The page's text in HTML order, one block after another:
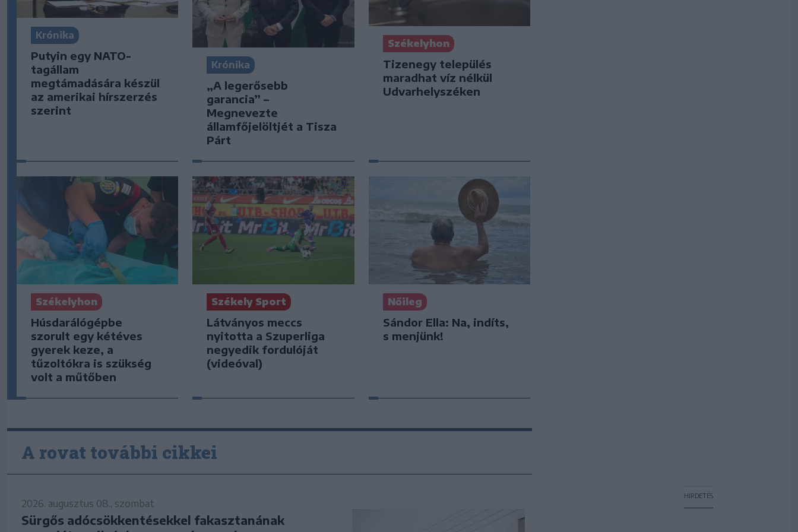
Krónika
Putyin egy NATO-
tagállam
megtámadására készül
az amerikai hírszerzés
szerint
Krónika
„A legerősebb
garancia” –
Megnevezte
államfőjelöltjét a Tisza
Párt
Székelyhon
Tizenegy település
maradhat víz nélkül
Udvarhelyszéken
Székelyhon
Húsdarálógépbe
szorult egy kétéves
gyerek keze, a
tűzoltókra is szükség
volt a műtőben
Székely Sport
Látványos meccs
nyitotta a Szuperliga
negyedik fordulóját
(videóval)
Nőileg
Sándor Ella: Na, indíts,
s menjünk!
A rovat további cikkei
2026. augusztus 08., szombat
Sürgős adócsökkentésekkel fakasztanának
HIRDETÉS